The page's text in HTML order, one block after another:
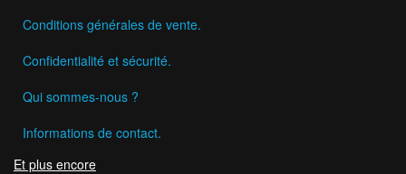
Conditions générales de vente.
Confidentialité et sécurité.
Qui sommes-nous ?
Informations de contact.
Et plus encore